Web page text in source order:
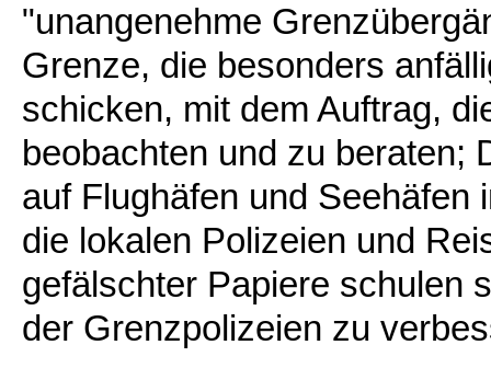
"unangenehme
Grenze, die besonders
schicken, mit dem Auftrag,
beobachten und zu beraten;
auf Flughäfen und Seehäfen
die lokalen Polizeien und
gefälschter Papiere schulen
der Grenzpolizeien zu